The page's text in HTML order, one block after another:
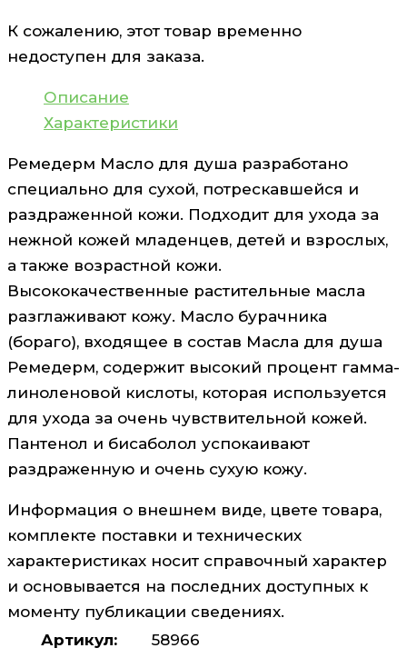
К сожалению, этот товар временно
недоступен для заказа.
Описание
Характеристики
Ремедерм Масло для душа разработано
специально для сухой, потрескавшейся и
раздраженной кожи. Подходит для ухода за
нежной кожей младенцев, детей и взрослых,
а также возрастной кожи.
Высококачественные растительные масла
разглаживают кожу. Масло бурачника
(бораго), входящее в состав Масла для душа
Ремедерм, содержит высокий процент гамма-
линоленовой кислоты, которая используется
для ухода за очень чувствительной кожей.
Пантенол и бисаболол успокаивают
раздраженную и очень сухую кожу.
Информация о внешнем виде, цвете товара,
комплекте поставки и технических
характеристиках носит справочный характер
и основывается на последних доступных к
моменту публикации сведениях.
Артикул:
58966